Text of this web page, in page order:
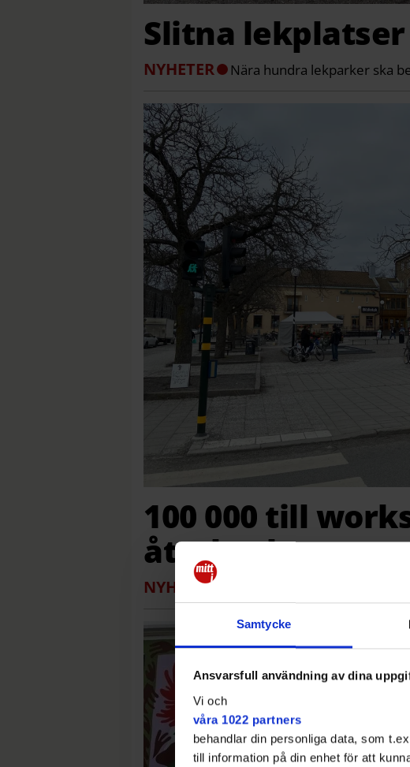
Samtycke
Ansvarsfull användning av dina
Vi och
våra 1022 partners
behandlar din personliga data, som
till information på din enhet för att
Slitna
NYHETER Nära hundra lekparker ska
100 000 till
återbruk
NYHETER